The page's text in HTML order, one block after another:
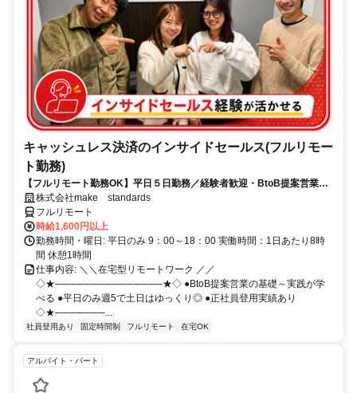
キャッシュレス決済のインサイドセールス(フルリモー
ト勤務)
【フルリモート勤務OK】平日５日勤務／経験者歓迎・BtoB提案営業で
スキルアップ
株式会社make standards
フルリモート
時給1,600円以上
勤務時間・曜日: 平日のみ 9：00～18：00 実働時間：1日あたり8時
間 休憩1時間
仕事内容: ＼＼在宅型リモートワーク ／／
◇★───────────────★◇ ●BtoB提案営業の基礎～実践が学
べる ●平日のみ週5で土日はゆっくり◎ ●正社員登用実績あり
◇★───────...
社員登用あり 固定時間制 フルリモート 在宅OK
アルバイト・パート